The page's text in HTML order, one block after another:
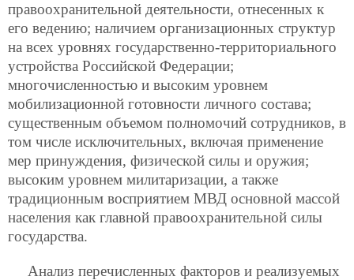
правоохранительной деятельности, отнесенных к
его ведению; наличием организационных структур
на всех уровнях государственно-территориального
устройства Российской Федерации;
многочисленностью и высоким уровнем
мобилизационной готовности личного состава;
существенным объемом полномочий сотрудников, в
том числе исключительных, включая применение
мер принуждения, физической силы и оружия;
высоким уровнем милитаризации, а также
традиционным восприятием МВД основной массой
населения как главной правоохранительной силы
государства.
Анализ перечисленных факторов и реализуемых